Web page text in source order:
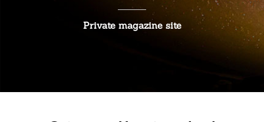
Private magazine site